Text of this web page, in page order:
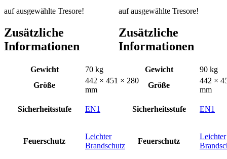
auf ausgewählte Tresore!
Zusätzliche
Informationen
Gewicht
70 kg
Größe
442 × 451 × 280
mm
Sicherheitsstufe EN1
Feuerschutz
Leichter
Brandschutz
auf ausgewählte Tresore!
Zusätzliche
Informationen
Gewicht
90 kg
Größe
442 ×
mm
Sicherheitsstufe EN1
Feuerschutz
Leichter